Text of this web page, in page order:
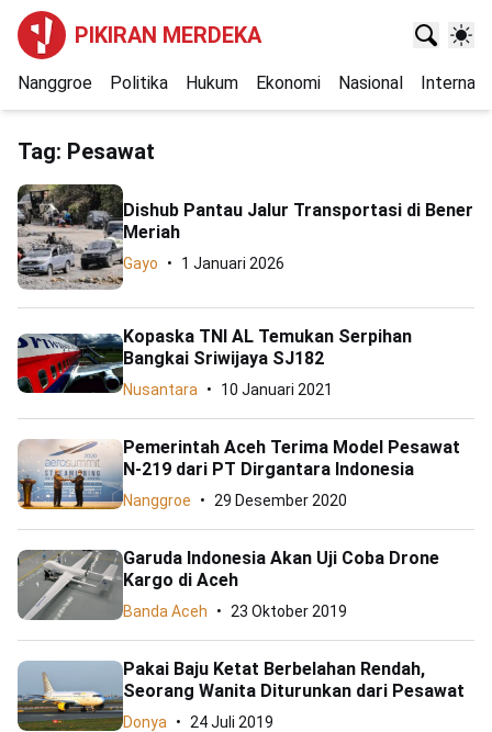
PIKIRAN MERDEKA
Nanggroe Politika Hukum Ekonomi Nasional
Tag: Pesawat
Dishub Pantau Jalur Transportasi di Bener
Meriah
Gayo 1 Januari 2026
Kopaska TNI AL Temukan Serpihan
Bangkai Sriwijaya SJ182
Nusantara 10 Januari 2021
Pemerintah Aceh Terima Model Pesawat
N-219 dari PT Dirgantara Indonesia
Nanggroe 29 Desember 2020
Garuda Indonesia Akan Uji Coba Drone
Kargo di Aceh
Banda Aceh 23 Oktober 2019
Pakai Baju Ketat Berbelahan Rendah,
Seorang Wanita Diturunkan dari Pesawat
Donya 24 Juli 2019